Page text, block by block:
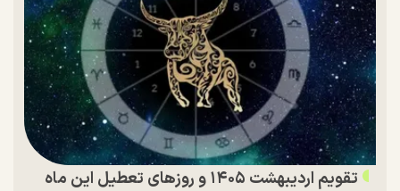
تقویم اردیبهشت ۱۴۰۵ و روز‌های تعطیل این ماه